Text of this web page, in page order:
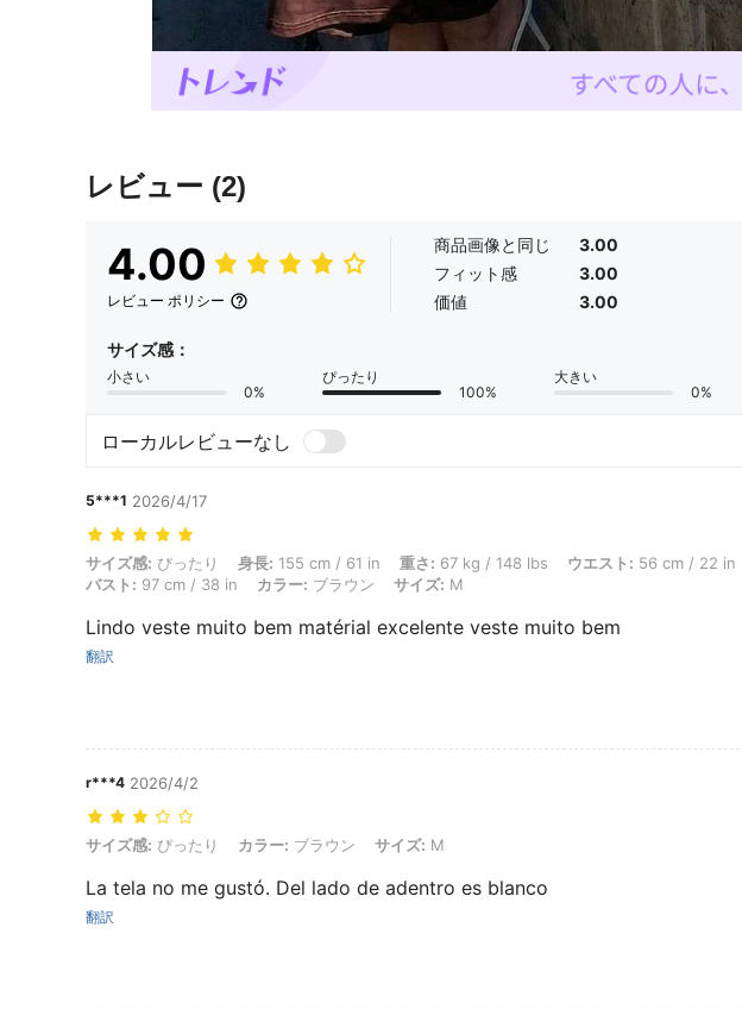
レビュー (2)
4.00
レビュー ポリシー
商品画像と同じ
3.00
フィット感
3.00
価値
3.00
サイズ感：
小さい
0%
ぴったり
100%
大きい
0%
ローカルレビューなし
5***1 2026/4/17
サイズ感: ぴったり, 身長: 155 cm / 61 in, 重さ: 67 kg / 148 lbs, ウエスト: 56 cm / 22 in, ヒップ: 107
サイズ感: ぴったり 身長: 155 cm / 61 in 重さ: 67 kg / 148 lbs ウエスト: 56 cm / 22 in
バスト: 97 cm / 38 in カラー: ブラウン サイズ: M
Lindo veste muito bem matérial excelente veste muito bem
翻訳
r***4 2026/4/2
サイズ感: ぴったり, カラー: ブラウン, サイズ: M
サイズ感: ぴったり カラー: ブラウン サイズ: M
La tela no me gustó. Del lado de adentro es blanco
翻訳